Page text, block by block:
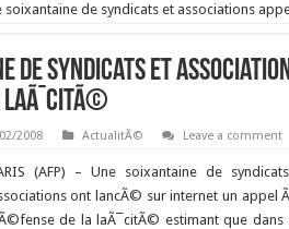
soixantaine de syndicats et associations
de syndicats et
2008 ActualitÃ© Leave a comment
(AFP) – Une soixantaine de
ont lancÃ© sur internet un appel
de la laÃ¯citÃ© estimant que dans